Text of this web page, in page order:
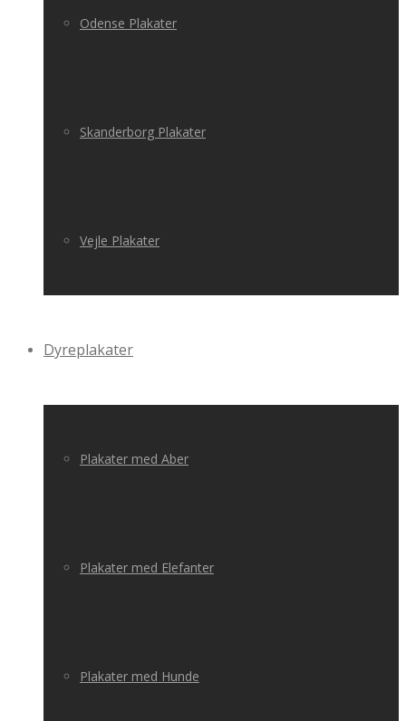
Odense Plakater
Skanderborg Plakater
Vejle Plakater
Dyreplakater
Plakater med Aber
Plakater med Elefanter
Plakater med Hunde